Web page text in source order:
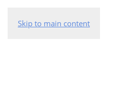
Skip to main content